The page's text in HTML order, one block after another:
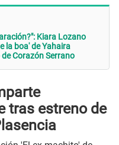
Kiara Lozano
la boa' de Yahaira
Corazón Serrano
tras estreno de